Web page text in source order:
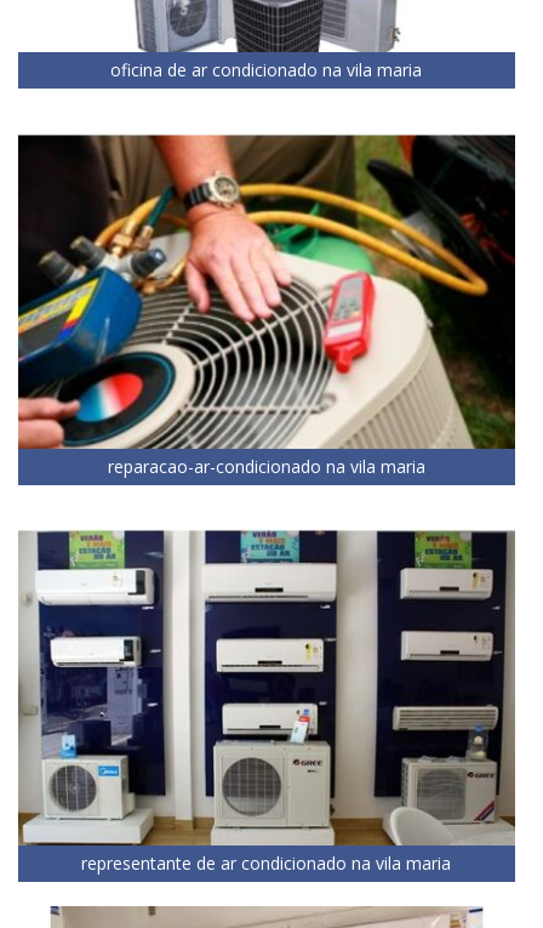
oficina de ar condicionado na vila maria
reparacao-ar-condicionado na vila maria
representante de ar condicionado na vila maria